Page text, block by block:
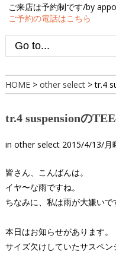
ご来店は予約制です/by
ご予約の電話はこちら
HOME> other select>tr.4
tr.4 suspensionのTEE
in other select2015/4/13/月
皆さん、こんばんは。
イヤ〜な雨ですね。
ちなみに、私は雨が大嫌いで
本日はお知らせがあります。
サイズ欠けしていたサスペン